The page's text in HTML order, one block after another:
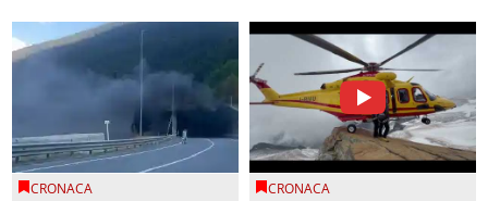
CRONACA CRONACA